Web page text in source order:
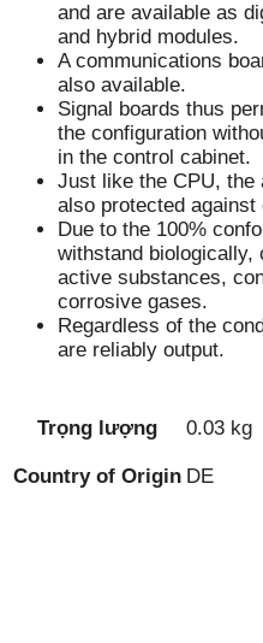
and are available as
and hybrid modules.
A communications
also available.
Signal boards thus
the configuration
in the control cabinet.
Just like the CPU, the
also protected
Due to the 100%
withstand
active substances,
corrosive gases.
Regardless of the
are reliably output.
Trọng lượng 0.03 kg
Country of Origin DE